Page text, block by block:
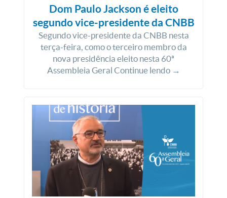
Dom Paulo Jackson é eleito
segundo vice-presidente da CNBB
Segundo vice-presidente da CNBB nesta
terça-feira, como o terceiro membro da
nova presidência eleito nesta 60ª
Assembleia Geral Continue lendo →